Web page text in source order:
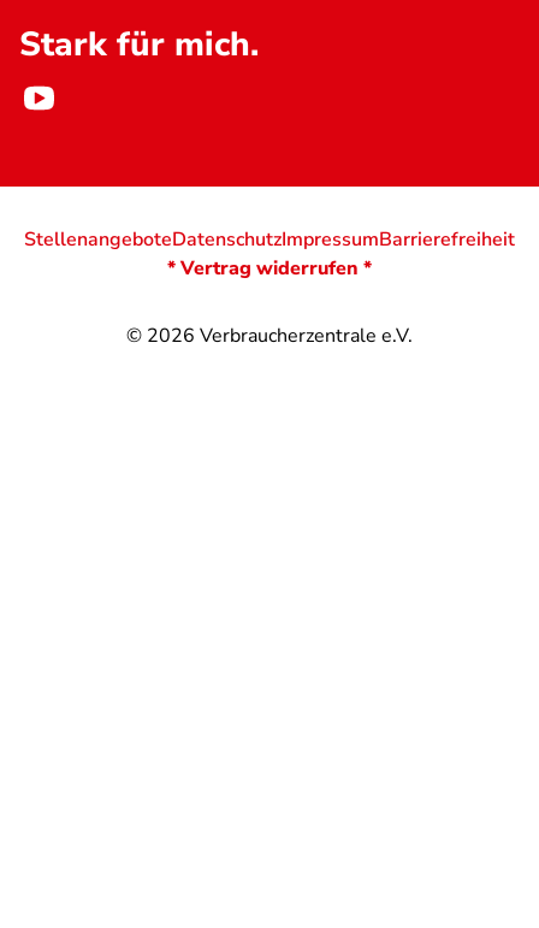
Stark für mich.
© 2026 Verbraucherzentrale e.V.
StellenangeboteDatenschutzImpressumBarrierefreiheit
* Vertrag widerrufen *